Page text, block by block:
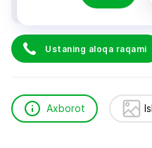
Ustaning aloqa raqami
Axborot